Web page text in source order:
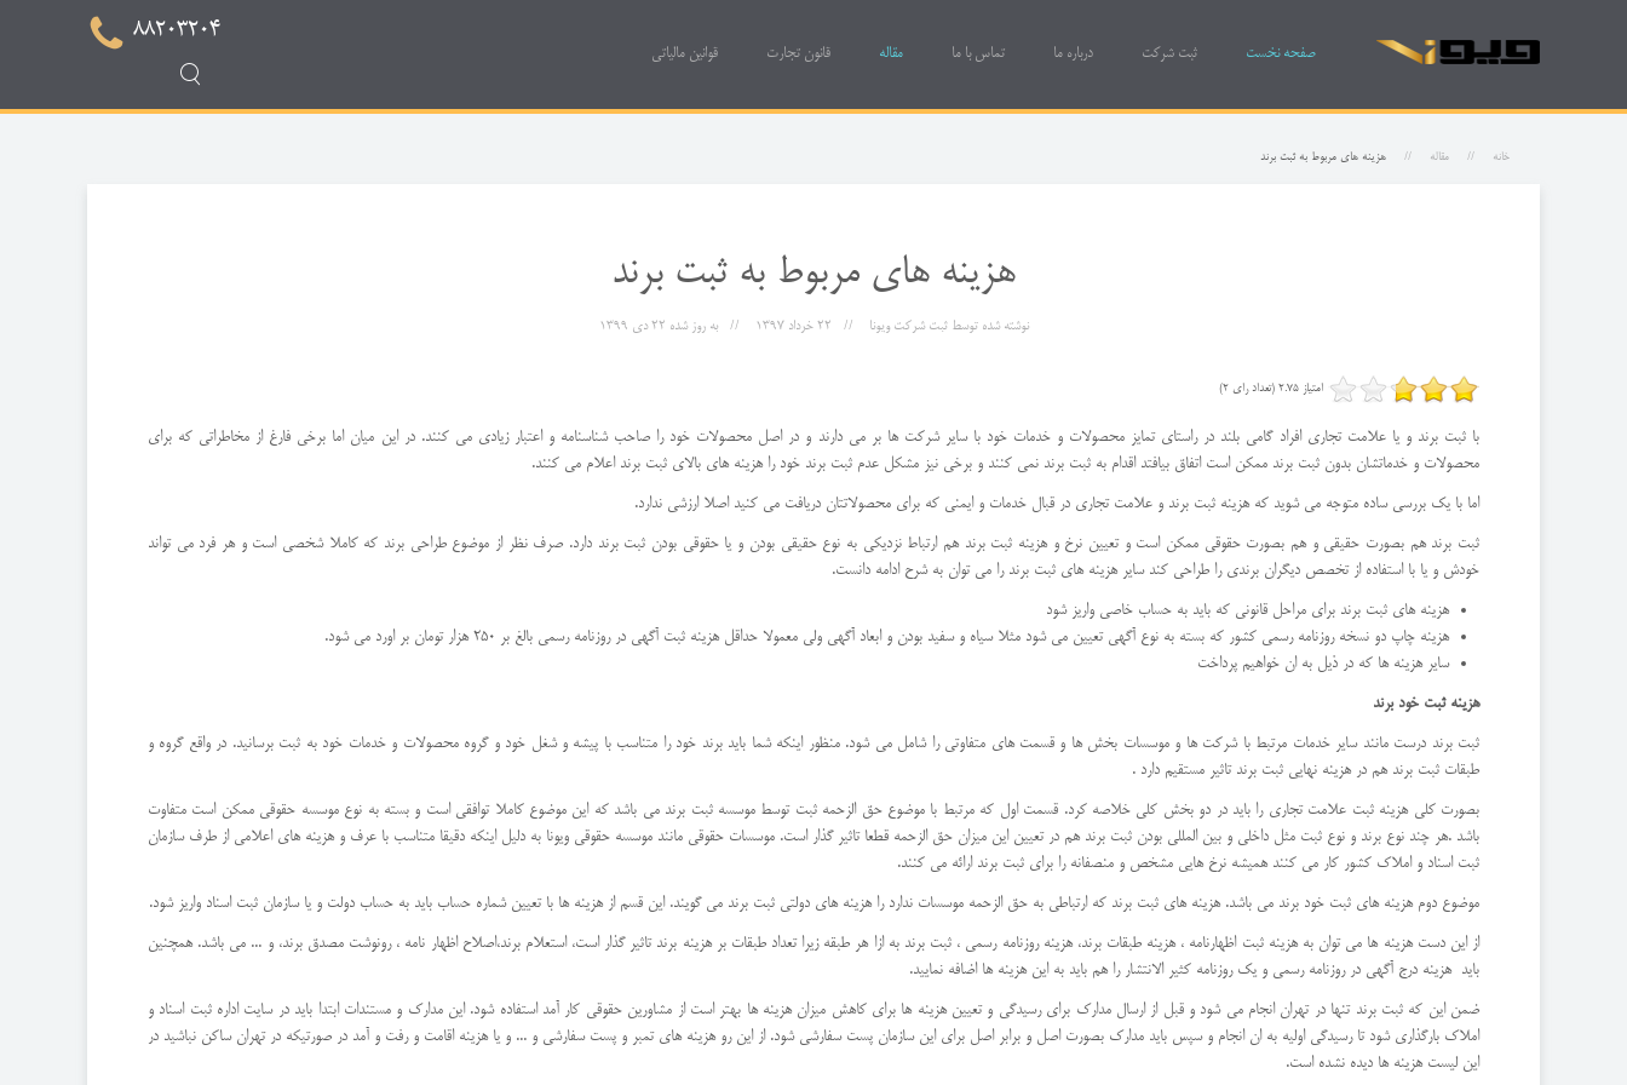
صفحه نخست ثبت شرکت درباره ما تماس با ما مقاله قانون تجارت قوانین مالیاتی
88203204
خانه مقاله هزینه های مربوط به ثبت برند
هزینه های مربوط به ثبت برند
نوشته شده توسطثبت شرکت ویونا 22 خرداد 1397 به روز شده 22 دی 1399
امتیاز 2.75 (تعداد رای 2)
با ثبت برند و یا علامت تجاری افراد گامی بلند در راستای تمایز محصولات و خدمات خود با سایر شرکت ها بر می دارند و در اصل محصولات خود را صاحب شناسنامه و اعتبار زیادی می کنند. در این میان اما برخی فارغ از مخاطراتی که برای
محصولات و خدماتشان بدون ثبت برند ممکن است اتفاق بیافتد اقدام به ثبت برند نمی کنند و برخی نیز مشکل عدم ثبت برند خود را هزینه های بالای ثبت برند اعلام می کنند.
اما با یک بررسی ساده متوجه می شوید که هزینه ثبت برند و علامت تجاری در قبال خدمات و ایمنی که برای محصولاتتان دریافت می کنید اصلا ارزشی ندارد.
ثبت برند هم بصورت حقیقی و هم بصورت حقوقی ممکن است و تعیین نرخ و هزینه ثبت برند هم ارتباط نزدیکی به نوع حقیقی بودن و یا حقوقی بودن ثبت برند دارد. صرف نظر از موضوع طراحی برند که کاملا شخصی است و هر فرد می تواند
خودش و یا با استفاده از تخصص دیگران برندی را طراحی کند سایر هزینه های ثبت برند را می توان به شرح ادامه دانست.
هزینه های ثبت برند برای مراحل قانونی که باید به حساب خاصی واریز شود
هزینه چاپ دو نسخه روزنامه رسمی کشور که بسته به نوع آگهی تعیین می شود مثلا سیاه و سفید بودن و ابعاد آگهی ولی معمولا حداقل هزینه ثبت آگهی در روزنامه رسمی بالغ بر 250 هزار تومان بر اورد می شود.
سایر هزینه ها که در ذیل به ان خواهیم پرداخت
هزینه ثبت خود برند
ثبت برند درست مانند سایر خدمات مرتبط با شرکت ها و موسسات بخش ها و قسمت های متفاوتی را شامل می شود. منظور اینکه شما باید برند خود را متناسب با پیشه و شغل خود و گروه محصولات و خدمات خود به ثبت برسانید. در واقع گروه و
طبقات ثبت برند هم در هزینه نهایی ثبت برند تاثیر مستقیم دارد .
بصورت کلی هزینه ثبت علامت تجاری را باید در دو بخش کلی خلاصه کرد. قسمت اول که مرتبط با موضوع حق الزحمه ثبت توسط موسسه ثبت برند می باشد که این موضوع کاملا توافقی است و بسته به نوع موسسه حقوقی ممکن است متفاوت
باشد .هر چند نوع برند و نوع ثبت مثل داخلی و بین المللی بودن ثبت برند هم در تعیین این میزان حق الزحمه قطعا تاثیر گذار است. موسسات حقوقی مانند موسسه حقوقی ویونا به دلیل اینکه دقیقا متناسب با عرف و هزینه های اعلامی از طرف سازمان
ثبت اسناد و املاک کشور کار می کنند همیشه نرخ هایی مشخص و منصفانه را برای ثبت برند ارائه می کنند.
موضوع دوم هزینه های ثبت خود برند می باشد. هزینه های ثبت برند که ارتباطی به حق الزحمه موسسات ندارد را هزینه های دولتی ثبت برند می گویند. این قسم از هزینه ها با تعیین شماره حساب باید به حساب دولت و یا سازمان ثبت اسناد واریز شود.
از این دست هزینه ها می توان به هزینه ثبت اظهارنامه ، هزینه طبقات برند، هزینه روزنامه رسمی ، ثبت برند به ازا هر طبقه زیرا تعداد طبقات بر هزینه برند تاثیر گذار است، استعلام برند،اصلاح اظهار نامه ، رونوشت مصدق برند، و ... می باشد. همچنین
باید هزینه درج آگهی در روزنامه رسمی و یک روزنامه کثیر الانتشار را هم باید به این هزینه ها اضافه نمایید.
ضمن این که ثبت برند تنها در تهران انجام می شود و قبل از ارسال مدارک برای رسیدگی و تعیین هزینه ها برای کاهش میزان هزینه ها بهتر است از مشاورین حقوقی کار آمد استفاده شود. این مدارک و مستندات ابتدا باید در سایت اداره ثبت اسناد و
املاک بارگذاری شود تا رسیدگی اولیه به ان انجام و سپس باید مدارک بصورت اصل و برابر اصل برای این سازمان پست سفارشی شود. از این رو هزینه های تمبر و پست سفارشی و ... و یا هزینه اقامت و رفت و آمد در صورتیکه در تهران ساکن نباشید در
این لیست هزینه ها دیده نشده است.